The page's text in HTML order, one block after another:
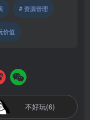
# 资源管理
价值
不好玩(6)